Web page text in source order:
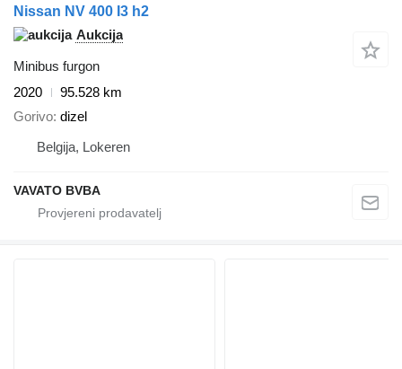
Nissan NV 400 I3 h2
Aukcija
Minibus furgon
2020
95.528 km
Gorivo dizel
Belgija, Lokeren
VAVATO BVBA